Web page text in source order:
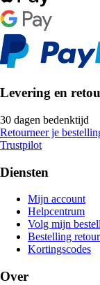
Levering en
30 dagen bedenktijd
Retourneer je
Trustpilot
Diensten
Mijn account
Helpcentrum
Volg mijn
Bestelling
Kortingscodes
Over